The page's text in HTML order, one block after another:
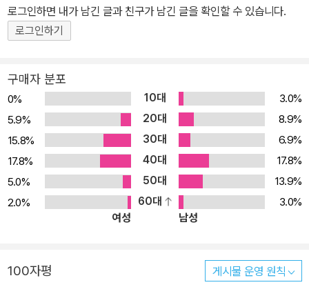
로그인하면 내가 남긴 글과 친구가 남긴 글을 확인할 수 있습니다.
로그인하기
구매자 분포
0% 10대
3.0%
5.9%
20대
8.9%
15.8%
30대
6.9%
17.8%
40대
17.8%
5.0%
50대
13.9%
2.0%
60대
3.0%
여성
남성
100자평 게시물 운영 원칙